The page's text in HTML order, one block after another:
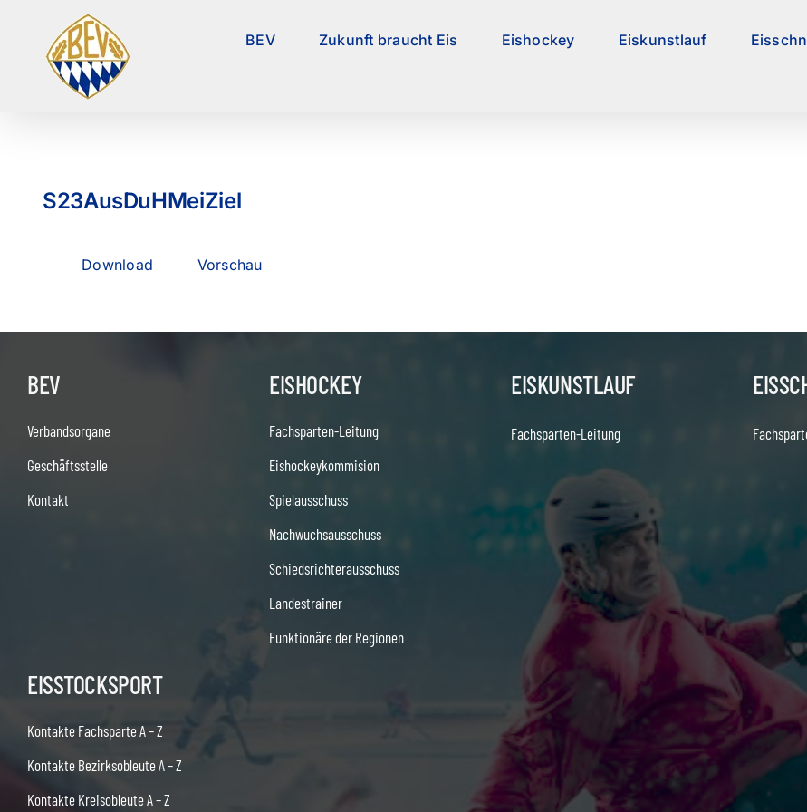
springen
BEV Zukunft braucht Eis Eishockey Eiskunstlauf
S23AusDuHMeiZiel
Download Vorschau
BEV
Verbandsorgane
Geschäftsstelle
Kontakt
EISHOCKEY
Fachsparten-Leitung
Eishockeykommision
Spielausschuss
Nachwuchsausschuss
Schiedsrichterausschuss
Landestrainer
Funktionäre der Regionen
EISKUNSTLAUF
Fachsparten-Leitung
EISSTOCKSPORT
Kontakte Fachsparte A – Z
Kontakte Bezirksobleute A – Z
Kontakte Kreisobleute A – Z